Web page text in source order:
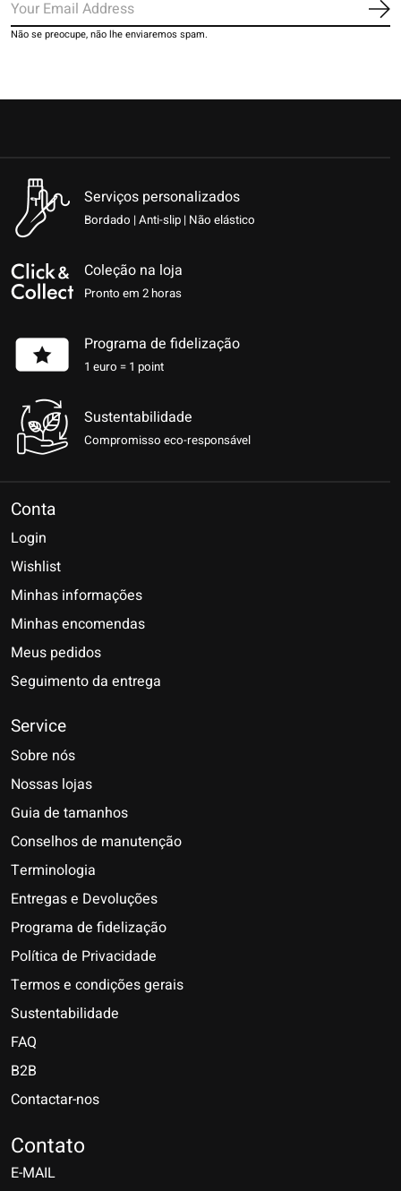
Não se preocupe, não lhe enviaremos spam.
Serviços personalizados
Bordado | Anti-slip | Não elástico
Coleção na loja
Pronto em 2 horas
Programa de fidelização
1 euro = 1 point
Sustentabilidade
Compromisso eco-responsável
Conta
Login
Wishlist
Minhas informações
Minhas encomendas
Meus pedidos
Seguimento da entrega
Service
Sobre nós
Nossas lojas
Guia de tamanhos
Conselhos de manutenção
Terminologia
Entregas e Devoluções
Programa de fidelização
Política de Privacidade
Termos e condições gerais
Sustentabilidade
FAQ
B2B
Contactar-nos
Contato
E-MAIL